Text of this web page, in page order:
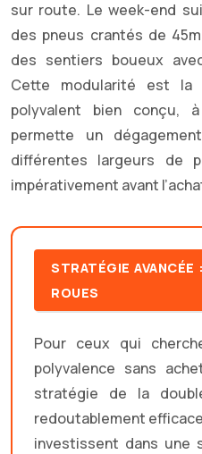
sur route. Le week-end
des pneus crantés de
des sentiers boueux
Cette modularité est la
polyvalent bien conçu,
permette un
différentes largeurs de
impérativement avant
STRATÉGIE AVANCÉE
ROUES
Pour ceux qui
polyvalence sans
stratégie de la
redoutablement
investissent dans une